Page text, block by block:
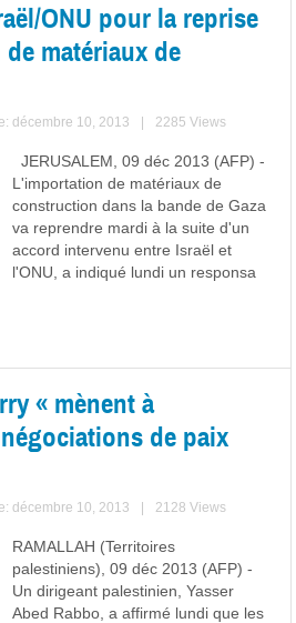
ONU pour la reprise
matériaux de
décembre 10, 2013 2285 Views
JERUSALEM, 09 déc 2013 (AFP) -
L'importation de matériaux de
construction dans la bande de Gaza
va reprendre mardi à la suite d'un
accord intervenu entre Israël et
l'ONU, a indiqué lundi un responsa
« mènent à
de paix
décembre 10, 2013 2128 Views
RAMALLAH (Territoires
palestiniens), 09 déc 2013 (AFP) -
Un dirigeant palestinien, Yasser
Abed Rabbo, a affirmé lundi que les